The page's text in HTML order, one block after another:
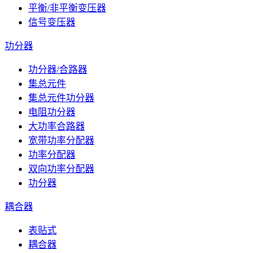
平衡/非平衡变压器
信号变压器
功分器
功分器/合路器
集总元件
集总元件功分器
电阻功分器
大功率合路器
宽带功率分配器
功率分配器
双向功率分配器
功分器
耦合器
表贴式
耦合器